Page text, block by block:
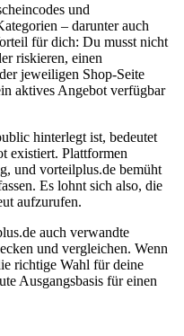
und
– darunter auch
für dich: Du musst nicht
riskieren, einen
jeweiligen Shop-Seite
aktives Angebot verfügbar
hinterlegt ist, bedeutet
existiert. Plattformen
und vorteilplus.de bemüht
Es lohnt sich also, die
aufzurufen.
auch verwandte
und vergleichen. Wenn
richtige Wahl für deine
Ausgangsbasis für einen